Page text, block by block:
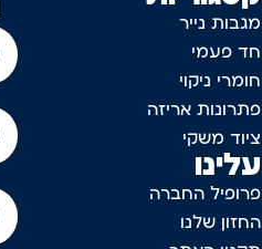
מגבות נייר
חד פעמי
חומרי ניקוי
פתרונות אריזה
ציוד משקי
עלינו
פרופיל החברה
החזון שלנו